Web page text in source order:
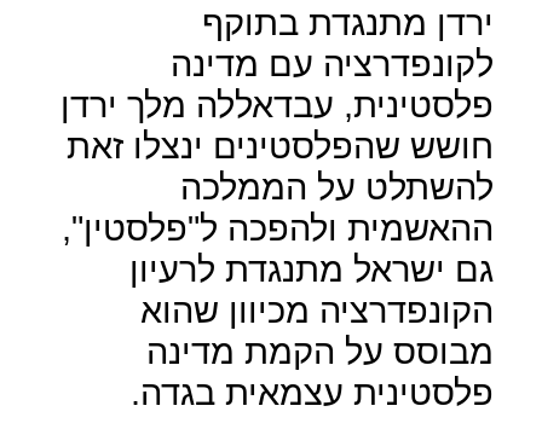
ירדן מתנגדת בתוקף
לקונפדרציה עם מדינה
פלסטינית, עבדאללה מלך ירדן
חושש שהפלסטינים ינצלו זאת
להשתלט על הממלכה
ההאשמית ולהפכה ל"פלסטין",
גם ישראל מתנגדת לרעיון
הקונפדרציה מכיוון שהוא
מבוסס על הקמת מדינה
פלסטינית עצמאית בגדה.